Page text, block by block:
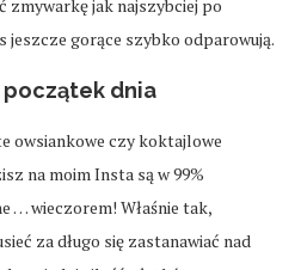
zmywarkę jak najszybciej po
jeszcze gorące szybko odparowują.
początek dnia
owsiankowe czy koktajlowe
na moim Insta są w 99%
… wieczorem! Właśnie tak,
za długo się zastanawiać nad